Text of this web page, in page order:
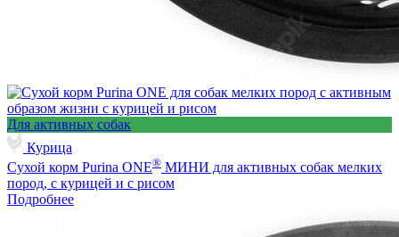
Для активных собак
Курица
Сухой корм Purina ONE® МИНИ для активных собак мелких
пород, с курицей и с рисом
Подробнее